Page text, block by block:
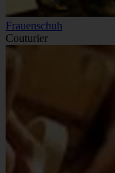
Frauenschuh
Couturier